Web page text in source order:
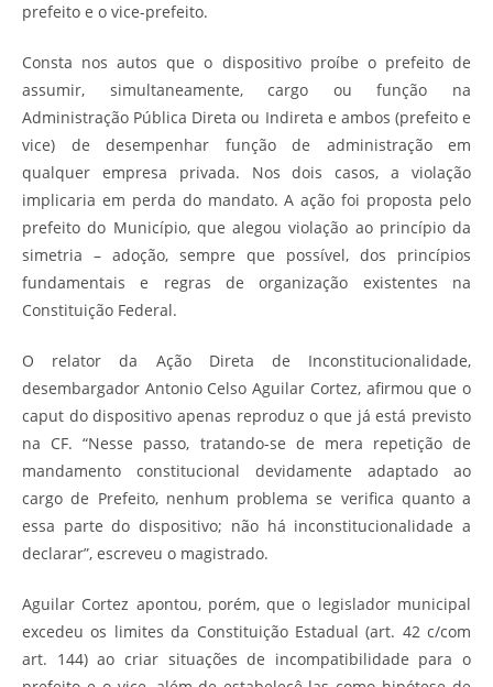
prefeito e o vice-prefeito.
Consta nos autos que o dispositivo proíbe o prefeito de
assumir, simultaneamente, cargo ou função na
Administração Pública Direta ou Indireta e ambos (prefeito e
vice) de desempenhar função de administração em
qualquer empresa privada. Nos dois casos, a violação
implicaria em perda do mandato. A ação foi proposta pelo
prefeito do Município, que alegou violação ao princípio da
simetria – adoção, sempre que possível, dos princípios
fundamentais e regras de organização existentes na
Constituição Federal.
O relator da Ação Direta de Inconstitucionalidade,
desembargador Antonio Celso Aguilar Cortez, afirmou que o
caput do dispositivo apenas reproduz o que já está previsto
na CF. “Nesse passo, tratando-se de mera repetição de
mandamento constitucional devidamente adaptado ao
cargo de Prefeito, nenhum problema se verifica quanto a
essa parte do dispositivo; não há inconstitucionalidade a
declarar”, escreveu o magistrado.
Aguilar Cortez apontou, porém, que o legislador municipal
excedeu os limites da Constituição Estadual (art. 42 c/com
art. 144) ao criar situações de incompatibilidade para o